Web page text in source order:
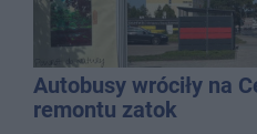
Autobusy wróciły na
remontu zatok